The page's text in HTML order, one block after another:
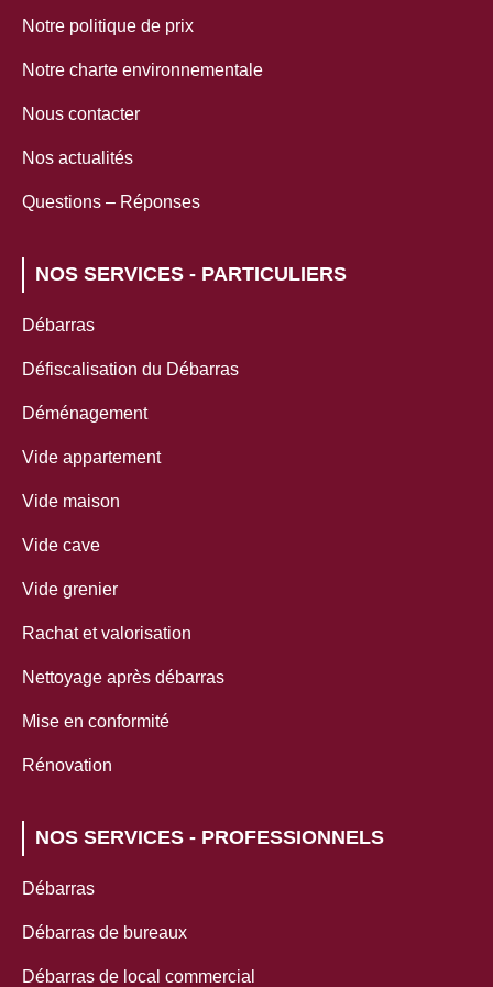
Notre politique de prix
Notre charte environnementale
Nous contacter
Nos actualités
Questions – Réponses
NOS SERVICES - PARTICULIERS
Débarras
Défiscalisation du Débarras
Déménagement
Vide appartement
Vide maison
Vide cave
Vide grenier
Rachat et valorisation
Nettoyage après débarras
Mise en conformité
Rénovation
NOS SERVICES - PROFESSIONNELS
Débarras
Débarras de bureaux
Débarras de local commercial